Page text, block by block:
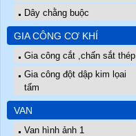
Dây chằng buộc
GIA CÔNG CƠ KHÍ
Gia công cắt ,chấn sắt thép
Gia công đột dập kim lọai
tấm
VAN
Van hình ảnh 1